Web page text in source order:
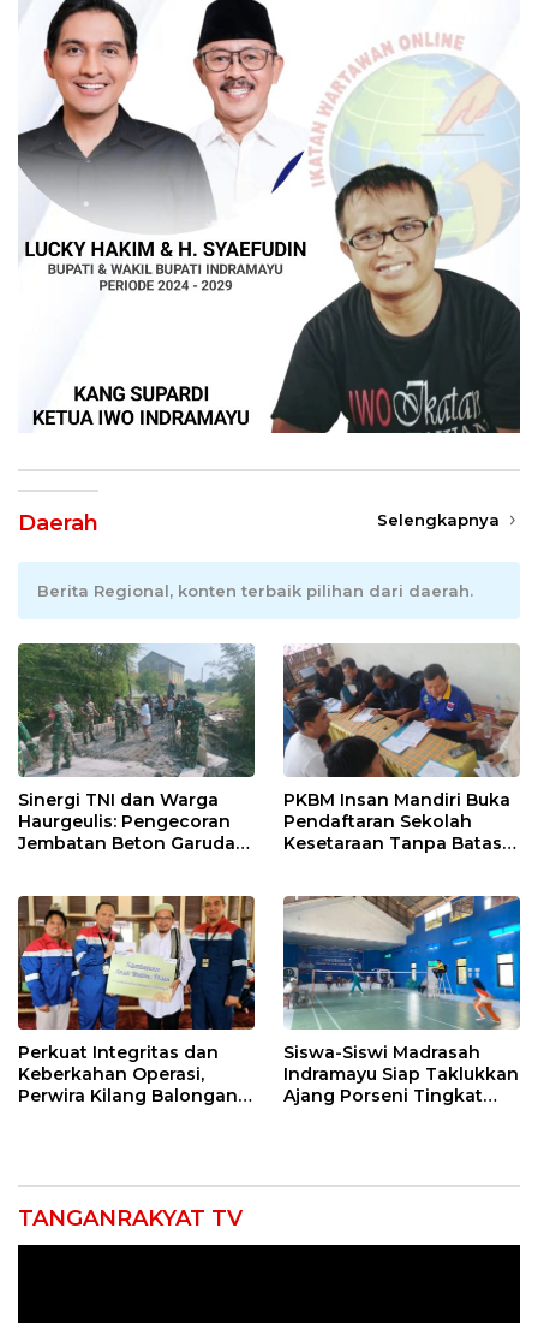
Daerah Selengkapnya
Berita Regional, konten terbaik pilihan dari daerah.
Sinergi TNI dan Warga
Haurgeulis: Pengecoran
Jembatan Beton Garuda
PKBM Insan Mandiri Buka
Pendaftaran Sekolah
Kesetaraan Tanpa Batas
Perkuat Integritas dan
Keberkahan Operasi,
Perwira Kilang Balongan
Siswa-Siswi Madrasah
Indramayu Siap Taklukkan
Ajang Porseni Tingkat
TANGANRAKYAT TV